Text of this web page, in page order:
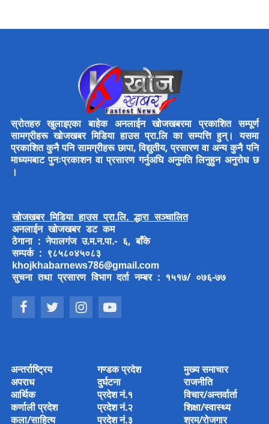
स्रोतहरु खुलाइएका बाहेक अनलाईन खोजखबरमा प्रकाशित सम्पूर्ण
सामग्रीहरू खोजखबर मिडिया हाउस प्रा.लि का सम्पत्ति हुन्। यसमा
प्रकाशित कुनै पनि सामग्रीहरू छापा, विद्युतीय, प्रसारण वा अन्य कुनै पनि
माध्यमबाट पुनःप्रकाशन वा प्रसारण गर्नुअघि अनुमति लिनुहुन अनुरोध छ
।
खोजखबर मिडिया हाउस प्रा.लि. द्धारा सञ्चालित
अनलाईन खोजखबर डट कम
ठेगाना : नेपालगंज उ.म.न.पा.- ६, बाँके
सम्पर्क : ९८५८०४५०८३
khojkhabarnews786@gmail.com
सुचना तथा प्रसारण विभाग दर्ता नम्बर : १५१७/ ०७६-७७
अन्तर्राष्ट्रिय
अपराध
आर्थिक
कर्णाली प्रदेश
कला/साहित्य
गण्डक प्रदेश
दुर्घटना
प्रदेश नं.१
प्रदेश नं.२
प्रदेश नं.३
मुख्य समाचार
राजनीति
विचार/अन्तर्वार्ता
शिक्षा/स्वास्थ्य
श्रम/रोजगार